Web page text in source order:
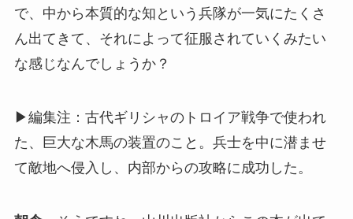
で、中から本質的な知という兵隊が一気にたくさ
ん出てきて、それによって征服されていくみたい
な感じなんでしょうか？
▶編集注：古代ギリシャのトロイア戦争で使われ
た、巨大な木馬の装置のこと。兵士を中に潜ませ
て敵地へ侵入し、内部からの攻略に成功した。